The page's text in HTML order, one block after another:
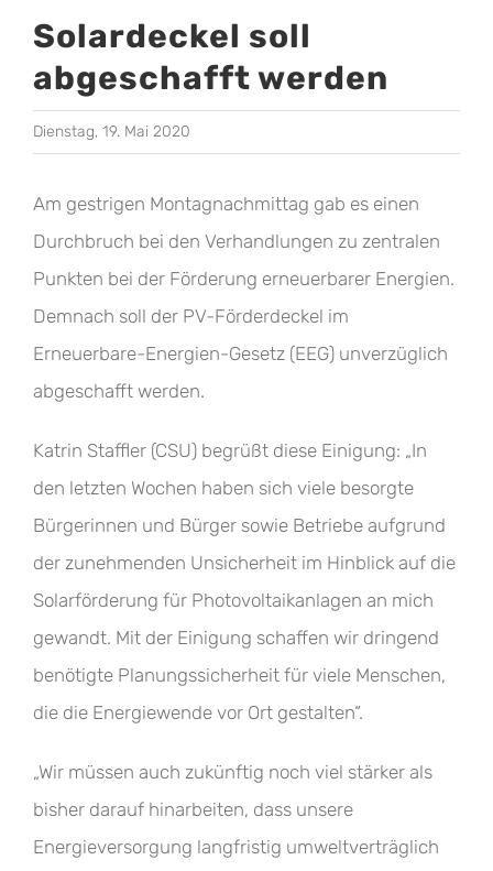
Solardeckel soll
abgeschafft werden
Dienstag, 19. Mai 2020
Am gestrigen Montagnachmittag gab es einen
Durchbruch bei den Verhandlungen zu zentralen
Punkten bei der Förderung erneuerbarer Energien.
Demnach soll der PV-Förderdeckel im
Erneuerbare-Energien-Gesetz (EEG) unverzüglich
abgeschafft werden.
Katrin Staffler (CSU) begrüßt diese Einigung: „In
den letzten Wochen haben sich viele besorgte
Bürgerinnen und Bürger sowie Betriebe aufgrund
der zunehmenden Unsicherheit im Hinblick auf die
Solarförderung für Photovoltaikanlagen an mich
gewandt. Mit der Einigung schaffen wir dringend
benötigte Planungssicherheit für viele Menschen,
die die Energiewende vor Ort gestalten“.
„Wir müssen auch zukünftig noch viel stärker als
bisher darauf hinarbeiten, dass unsere
Energieversorgung langfristig umweltverträglich